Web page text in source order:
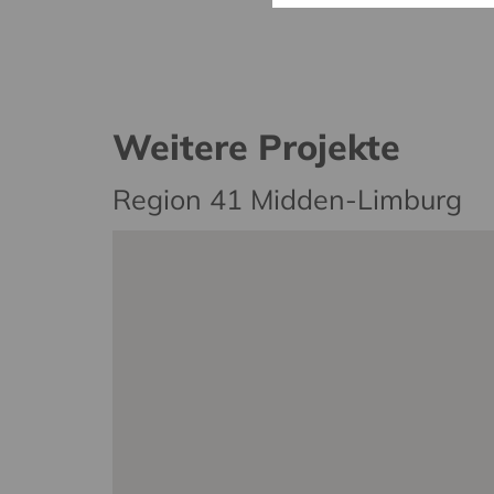
Weitere Projekte
Region 41 Midden-Limburg